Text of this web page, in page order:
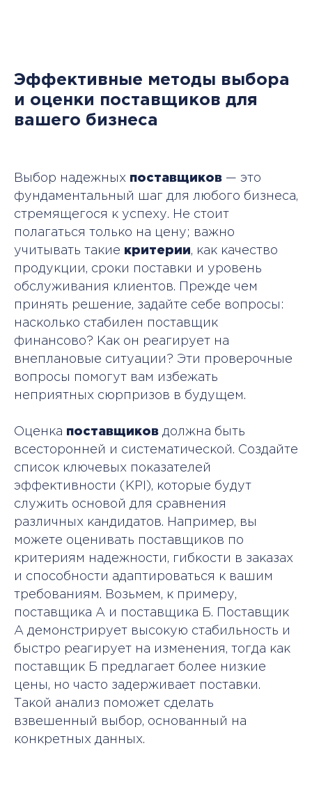
Эффективные методы выбора
и оценки поставщиков для
вашего бизнеса
Выбор надежных поставщиков — это
фундаментальный шаг для любого бизнеса,
стремящегося к успеху. Не стоит
полагаться только на цену; важно
учитывать такие критерии, как качество
продукции, сроки поставки и уровень
обслуживания клиентов. Прежде чем
принять решение, задайте себе вопросы:
насколько стабилен поставщик
финансово? Как он реагирует на
внеплановые ситуации? Эти проверочные
вопросы помогут вам избежать
неприятных сюрпризов в будущем.
Оценка поставщиков должна быть
всесторонней и систематической. Создайте
список ключевых показателей
эффективности (KPI), которые будут
служить основой для сравнения
различных кандидатов. Например, вы
можете оценивать поставщиков по
критериям надежности, гибкости в заказах
и способности адаптироваться к вашим
требованиям. Возьмем, к примеру,
поставщика А и поставщика Б. Поставщик
А демонстрирует высокую стабильность и
быстро реагирует на изменения, тогда как
поставщик Б предлагает более низкие
цены, но часто задерживает поставки.
Такой анализ поможет сделать
взвешенный выбор, основанный на
конкретных данных.